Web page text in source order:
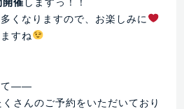
くなりますので、お楽しみに
すね
て——
さんのご予約をいただいており